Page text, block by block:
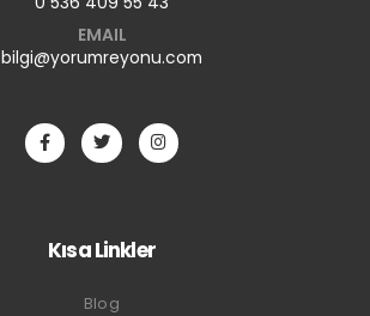
EMAIL
bilgi@yorumreyonu.com
Kısa Linkler
Blog